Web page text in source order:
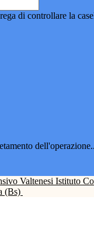
di controllare la
Istituto
(Bs)